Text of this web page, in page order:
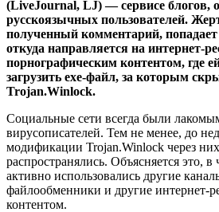
(LiveJournal, LJ) — сервисе блогов,
русскоязычных пользователей.
полученный комментарий, попадает
откуда направляется на интернет-
порнографическим контентом, где
загрузить exe-файл, за которым
Trojan.Winlock.
Социальные сети всегда были
вирусописателей. Тем не менее, до
модификации Trojan.Winlock через
распространялись. Объясняется это, в
активно использовались другие
файлообменники и другие интернет-
контентом.